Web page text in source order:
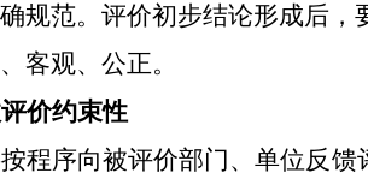
规范。评价初步结论形成后
客观、公正。
价约束性
程序向被评价部门、单位反